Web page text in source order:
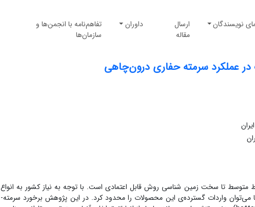
نویسندگان
ارسال
مقاله
داوران
تفاهم‌نامه با انجمن‌ها و
سازمان‌ها
در عملکرد سرمته حفاری درون‌چاهی
تا سخت زمین شناسی روش قابل اعتمادی است. با توجه به نیاز کشور به انواع
می‌توان واردات گسترده‌ی این محصولات را محدود کرد. در این پژوهش برخورد سرمته-